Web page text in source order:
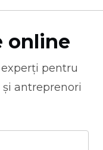
online
experți pentru
antreprenori